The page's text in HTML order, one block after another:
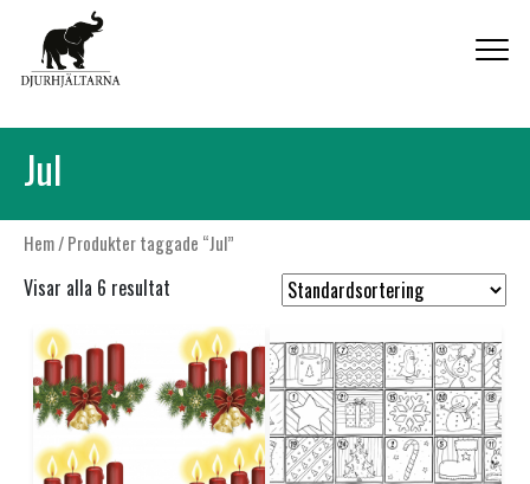
OM OSS
KONTAKT
MINA SIDOR
0 VAROR
Jul
Hem/ Produkter taggade “Jul”
Visar alla 6 resultat